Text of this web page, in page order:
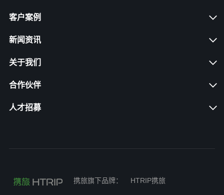
客户案例
新闻资讯
关于我们
合作伙伴
人才招募
携旅旗下品牌： HTRIP携旅